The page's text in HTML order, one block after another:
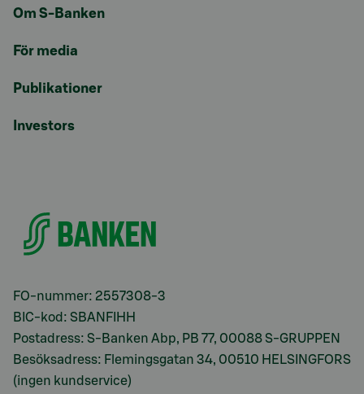
Om S-Banken
För media
Publikationer
Investors
FO-nummer: 2557308-3
BIC-kod: SBANFIHH
Postadress: S-Banken Abp, PB 77, 00088 S-GRUPPEN
Besöksadress: Flemingsgatan 34, 00510 HELSINGFORS
(ingen kundservice)